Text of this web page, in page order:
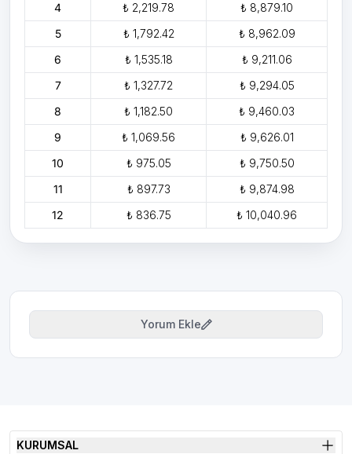
4
₺ 2,219.78
₺ 8,879.10
5
₺ 1,792.42
₺ 8,962.09
6
₺ 1,535.18
₺ 9,211.06
7
₺ 1,327.72
₺ 9,294.05
8
₺ 1,182.50
₺ 9,460.03
9
₺ 1,069.56
₺ 9,626.01
10
₺ 975.05
₺ 9,750.50
11
₺ 897.73
₺ 9,874.98
12
₺ 836.75 ₺ 10,040.96
Yorum Ekle
KURUMSAL